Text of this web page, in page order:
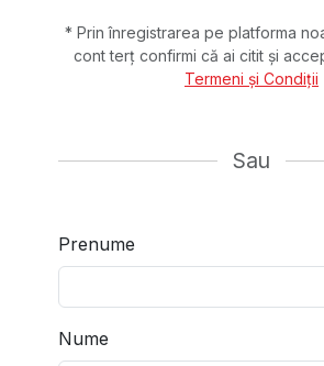
* Prin înregistrarea pe platforma
cont terț confirmi că ai citit și
Termeni și Condiții
Sau
Prenume
Nume